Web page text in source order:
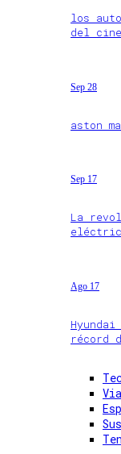
los
del
Sep 28
aston
Sep 17
La
Ago 17
récord